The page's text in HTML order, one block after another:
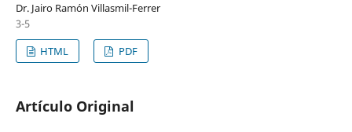
Dr. Jairo Ramón Villasmil-Ferrer
3-5
HTML
PDF
Artículo Original